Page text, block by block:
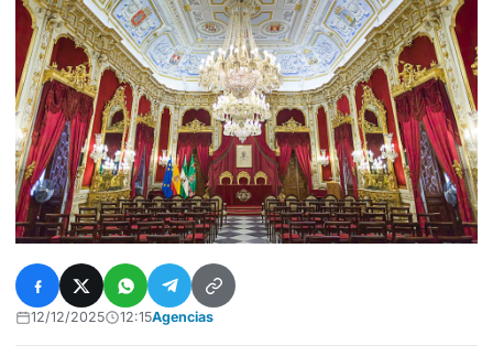
12/12/2025 12:15Agencias